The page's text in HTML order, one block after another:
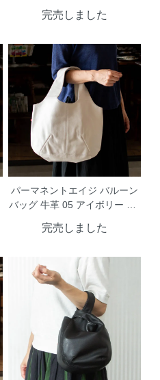
ック GVC-2001BK Permanent
Age
完売しました
パーマネントエイジ バルーン
バッグ 牛革 05 アイボリー GF
完売しました